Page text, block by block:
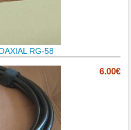
RG-58
6.00€